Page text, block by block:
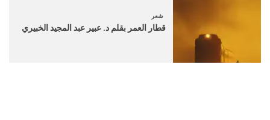
شعر
قطار العمر بقلم د. عبير عبد المجيد الخبيري